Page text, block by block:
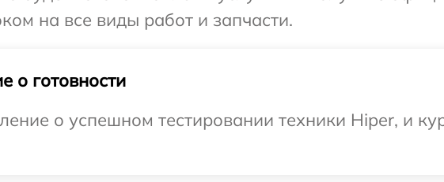
на все виды работ и запчасти.
о готовности
о успешном тестировании техники Hiper, и